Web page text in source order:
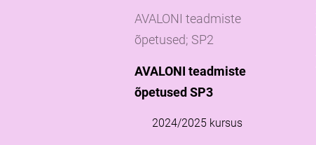
AVALONI teadmiste
õpetused; SP2
AVALONI teadmiste
õpetused SP3
2024/2025 kursus